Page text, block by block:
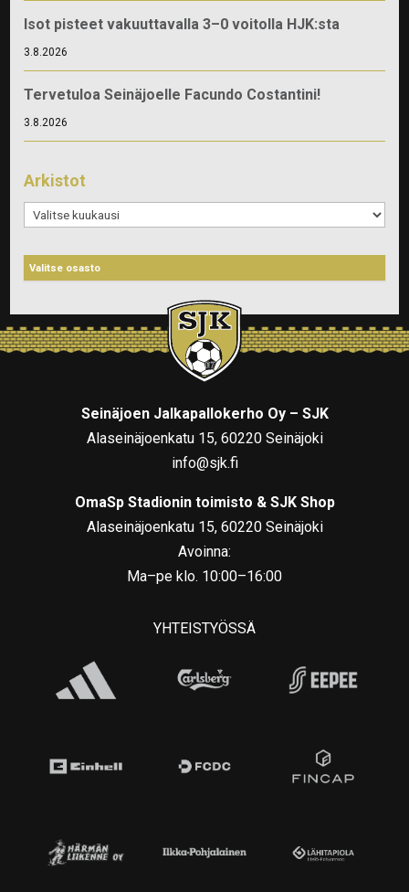
Isot pisteet vakuuttavalla 3–0 voitolla HJK:sta
3.8.2026
Tervetuloa Seinäjoelle Facundo Costantini!
3.8.2026
Arkistot
Arkistot
Seinäjoen Jalkapallokerho Oy – SJK
Alaseinäjoenkatu 15, 60220 Seinäjoki
info@sjk.fi
OmaSp Stadionin toimisto & SJK Shop
Alaseinäjoenkatu 15, 60220 Seinäjoki
Avoinna:
Ma–pe klo. 10:00–16:00
YHTEISTYÖSSÄ